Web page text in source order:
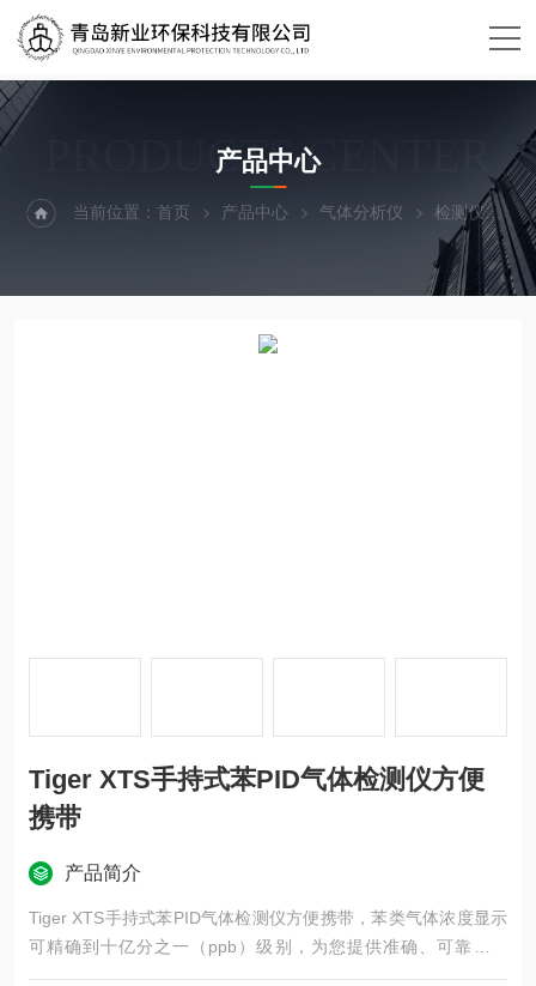
PRODUCTS CENTER
产品中心
当前位置：首页 产品中心 气体分析仪 检测仪
Tiger XTS手持式苯PID气体检测仪方便
携带
产品简介
Tiger XTS手持式苯PID气体检测仪方便携带，苯类气体浓度显示
可精确到十亿分之一（ppb）级别，为您提供准确、可靠的数
据。也可在“标准Tiger操作模式"下使用，无需使用苯前置滤管即